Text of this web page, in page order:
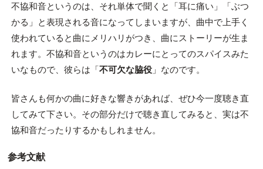
不協和音というのは、それ単体で聞くと「耳に痛い」「ぶつ
かる」と表現される音になってしまいますが、曲中で上手く
使われていると曲にメリハリがつき、曲にストーリーが生ま
れます。不協和音というのはカレーにとってのスパイスみた
いなもので、彼らは「不可欠な脇役」なのです。
皆さんも何かの曲に好きな響きがあれば、ぜひ今一度聴き直
してみて下さい。その部分だけで聴き直してみると、実は不
協和音だったりするかもしれません。
参考文献